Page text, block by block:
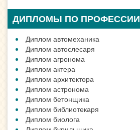
ДИПЛОМЫ ПО ПРОФЕССИИ
Диплом автомеханика
Диплом автослесаря
Диплом агронома
Диплом актера
Диплом архитектора
Диплом астронома
Диплом бетонщика
Диплом библиотекаря
Диплом биолога